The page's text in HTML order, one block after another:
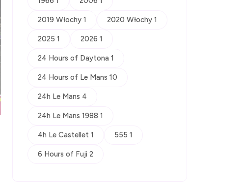
2019 Włochy 1 2020 Włochy 1
2025 1 2026 1
24 Hours of Daytona 1
24 Hours of Le Mans 10
24h Le Mans 4
24h Le Mans 1988 1
4h Le Castellet 1 555 1
6 Hours of Fuji 2